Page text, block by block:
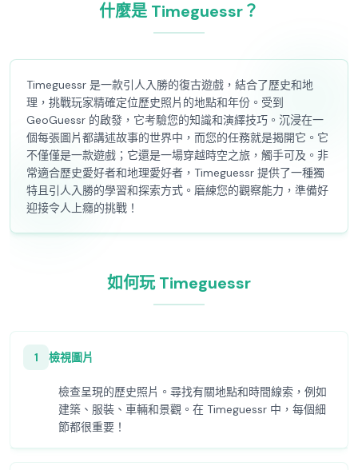
什麼是 Timeguessr？
Timeguessr 是一款引人入勝的復古遊戲，結合了歷史和地
理，挑戰玩家精確定位歷史照片的地點和年份。受到
GeoGuessr 的啟發，它考驗您的知識和演繹技巧。沉浸在一
個每張圖片都講述故事的世界中，而您的任務就是揭開它。它
不僅僅是一款遊戲；它還是一場穿越時空之旅，觸手可及。非
常適合歷史愛好者和地理愛好者，Timeguessr 提供了一種獨
特且引人入勝的學習和探索方式。磨練您的觀察能力，準備好
迎接令人上癮的挑戰！
如何玩 Timeguessr
1 檢視圖片
檢查呈現的歷史照片。尋找有關地點和時間線索，例如
建築、服裝、車輛和景觀。在 Timeguessr 中，每個細
節都很重要！